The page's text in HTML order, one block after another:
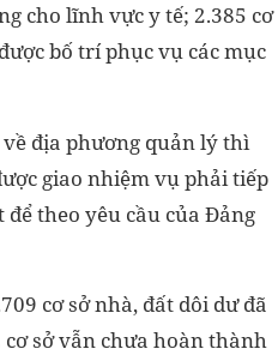
cho lĩnh vực y tế; 2.385 cơ
bố trí phục vụ các mục
địa phương quản lý thì
giao nhiệm vụ phải tiếp
theo yêu cầu của Đảng
cơ sở nhà, đất dôi dư đã
sở vẫn chưa hoàn thành